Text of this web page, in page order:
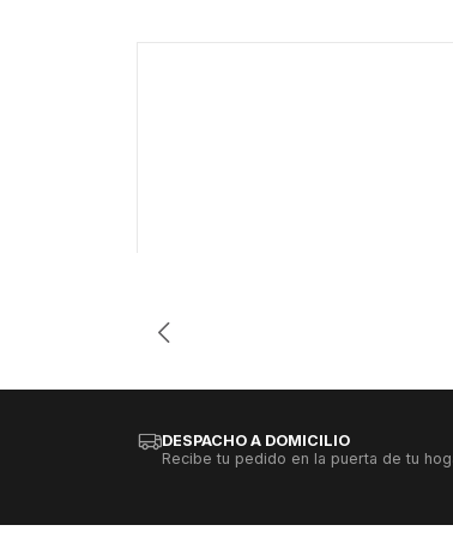
DESPACHO A DOMICILIO
Recibe tu pedido en la puerta de tu